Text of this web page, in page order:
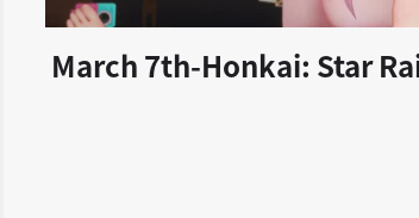
March 7th-Honkai: Star